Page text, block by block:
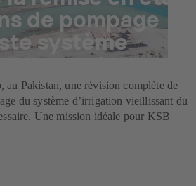
de pompage
système
au monde
au Pakistan, une révision complète de
du système d’irrigation vieillissant du
Une mission idéale pour KSB